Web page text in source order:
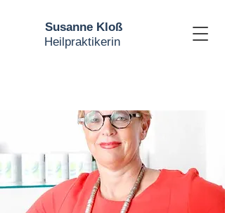
Susanne Kloß
Heilpraktikerin